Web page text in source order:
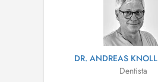
DR. ANDREAS KNOLL
Dentista